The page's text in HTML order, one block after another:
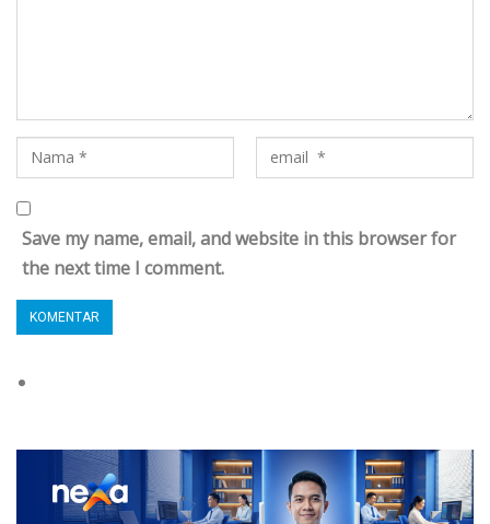
Save my name, email, and website in this browser for
the next time I comment.